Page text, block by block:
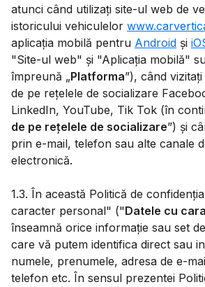
atunci când utilizați site-ul web de
istoricului vehiculelor
aplicația mobilă pentru Android și
"Site-ul web" și "Aplicația mobilă"
împreună „Platforma”), când
de pe rețelele de socializare
LinkedIn, YouTube, Tik Tok (în
de pe rețelele de socializare”) și
prin e-mail, telefon sau alte canale
electronică.
1.3. În această Politică de
caracter personal" ("Datele cu
înseamnă orice informație sau set
care vă putem identifica direct sau
numele, prenumele, adresa de e-
telefon etc. În sensul prezentei